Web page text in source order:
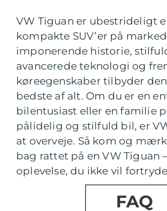
VW Tiguan er ubestrideligt
kompakte SUV’er på
imponerende historie,
avancerede teknologi og
køreegenskaber tilbyder
bedste af alt. Om du er en
bilentusiast eller en familie
pålidelig og stilfuld bil, er
at overveje. Så kom og
bag rattet på en VW Tiguan
oplevelse, du ikke vil
FAQ